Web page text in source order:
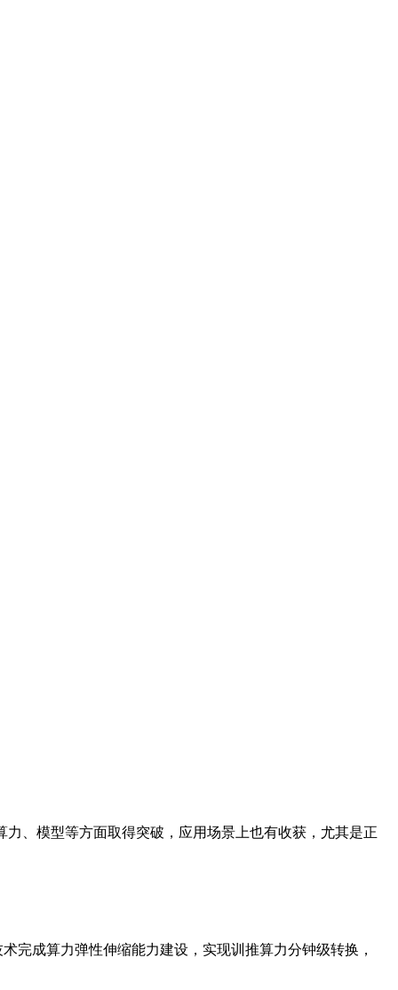
、模型等方面取得突破，应用场景上也有收获，尤其是正
完成算力弹性伸缩能力建设，实现训推算力分钟级转换，